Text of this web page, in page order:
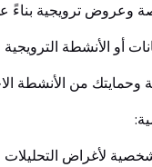
ترويجية بناءً
أو الأنشطة
وحمايتك من الأنشطة
لأغراض